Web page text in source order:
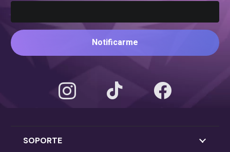
Notificarme
SOPORTE